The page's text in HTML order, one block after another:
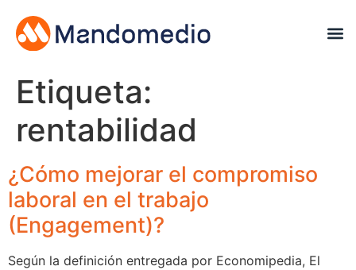
Etiqueta:
rentabilidad
¿Cómo mejorar el compromiso
laboral en el trabajo
(Engagement)?
Según la definición entregada por Economipedia, El